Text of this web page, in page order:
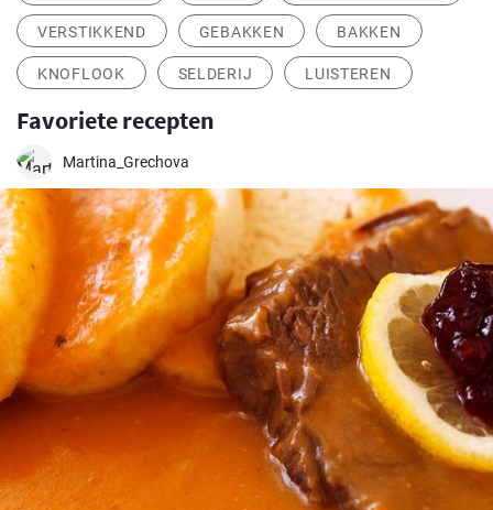
VERSTIKKEND GEBAKKEN BAKKEN
KNOFLOOK SELDERIJ LUISTEREN
Favoriete recepten
Martina_Grechova